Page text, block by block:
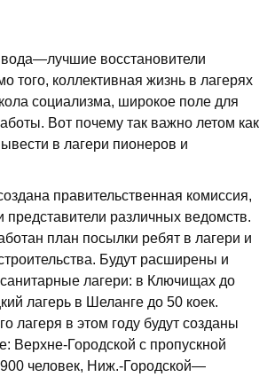
восстановители
того, коллективная жизнь в лагерях
социализма, широкое поле для
Вот почему так важно летом как
в лагери пионеров и
правительственная комиссия,
представители различных ведомств.
план посылки ребят в лагери и
Будут расширены и
лагери: в Ключищах до
лагерь в Шеланге до 50 коек.
лагеря в этом году будут созданы
Верхне-Городской с пропускной
человек, Ниж.-Городской—